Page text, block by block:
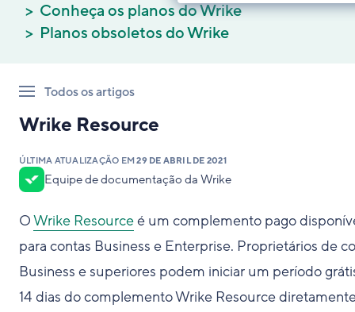
Conheça os planos do Wrike
Planos obsoletos do Wrike
Todos os artigos
Wrike Resource
ÚLTIMA ATUALIZAÇÃO EM29 DE ABRIL DE 2021
Equipe de documentação da Wrike
OWrike Resourceé um complemento pago
para contas Business e Enterprise. Proprietários de
Business e superiores podem iniciar um período
14 dias do complemento Wrike Resource